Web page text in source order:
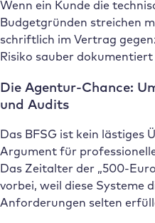
Wenn ein Kunde die
Budgetgründen streichen
schriftlich im Vertrag
Risiko sauber dokumentiert
Die Agentur-Chance:
und Audits
Das BFSG ist kein lästiges
Argument für
Das Zeitalter der „500-
vorbei, weil diese Systeme
Anforderungen selten